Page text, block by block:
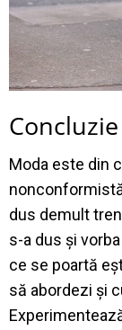
Concluzie
Moda este din
dus demult
s-a dus și vorba
ce se poartă
să abordezi și